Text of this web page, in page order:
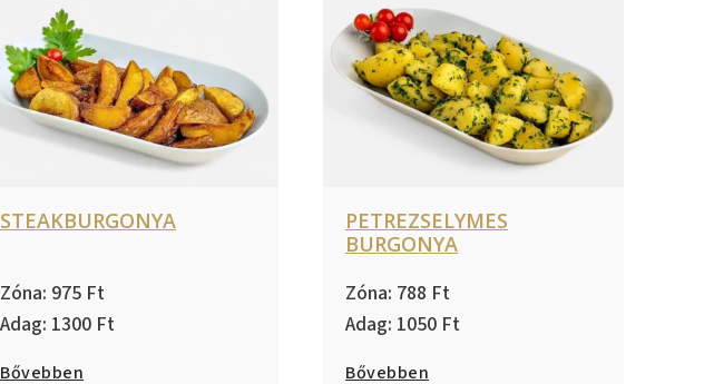
STEAKBURGONYA
975
1300
Bővebben
PETREZSELYMES
BURGONYA
788
1050
Bővebben